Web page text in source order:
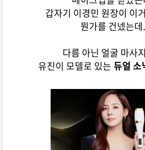
갑자기 이경민 원장이 이
뭔가를 건넸는
다름 아닌 얼굴 마사
유진이 모델로 있는 듀얼 소